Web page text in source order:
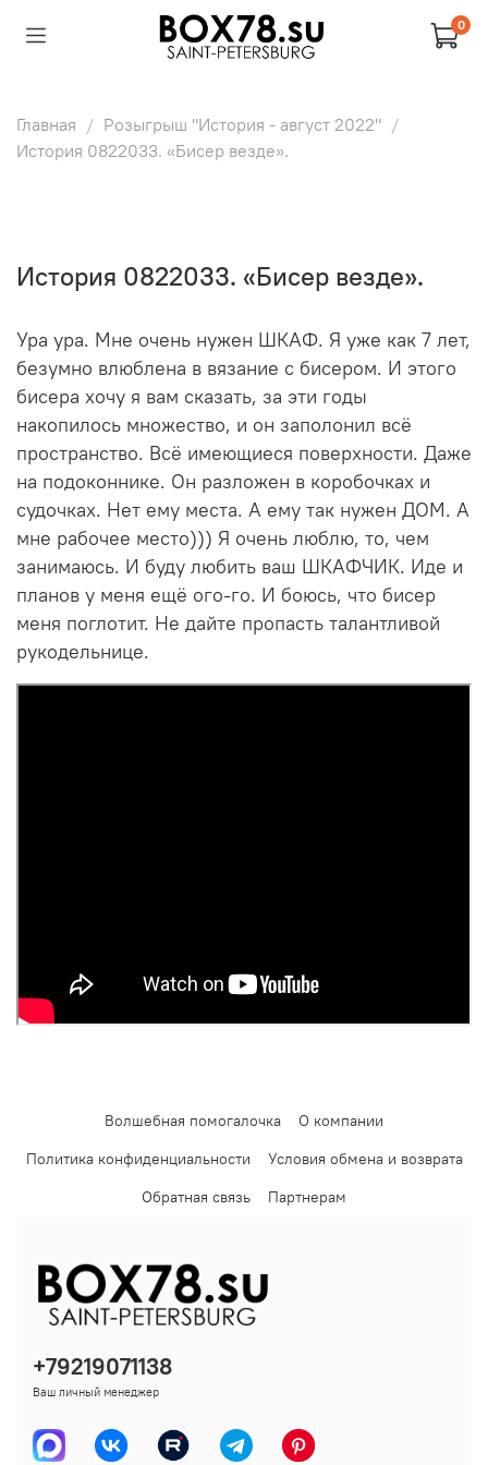
0
Главная
Розыгрыш "История - август 2022"
История 0822033. «Бисер везде».
История 0822033. «Бисер везде».
Ура ура. Мне очень нужен ШКАФ. Я уже как 7 лет,
безумно влюблена в вязание с бисером. И этого
бисера хочу я вам сказать, за эти годы
накопилось множество, и он заполонил всё
пространство. Всё имеющиеся поверхности. Даже
на подоконнике. Он разложен в коробочках и
судочках. Нет ему места. А ему так нужен ДОМ. А
мне рабочее место))) Я очень люблю, то, чем
занимаюсь. И буду любить ваш ШКАФЧИК. Иде и
планов у меня ещё ого-го. И боюсь, что бисер
меня поглотит. Не дайте пропасть талантливой
рукодельнице.
Волшебная помогалочка
О компании
Политика конфиденциальности
Условия обмена и возврата
Обратная связь
Партнерам
+79219071138
Ваш личный менеджер